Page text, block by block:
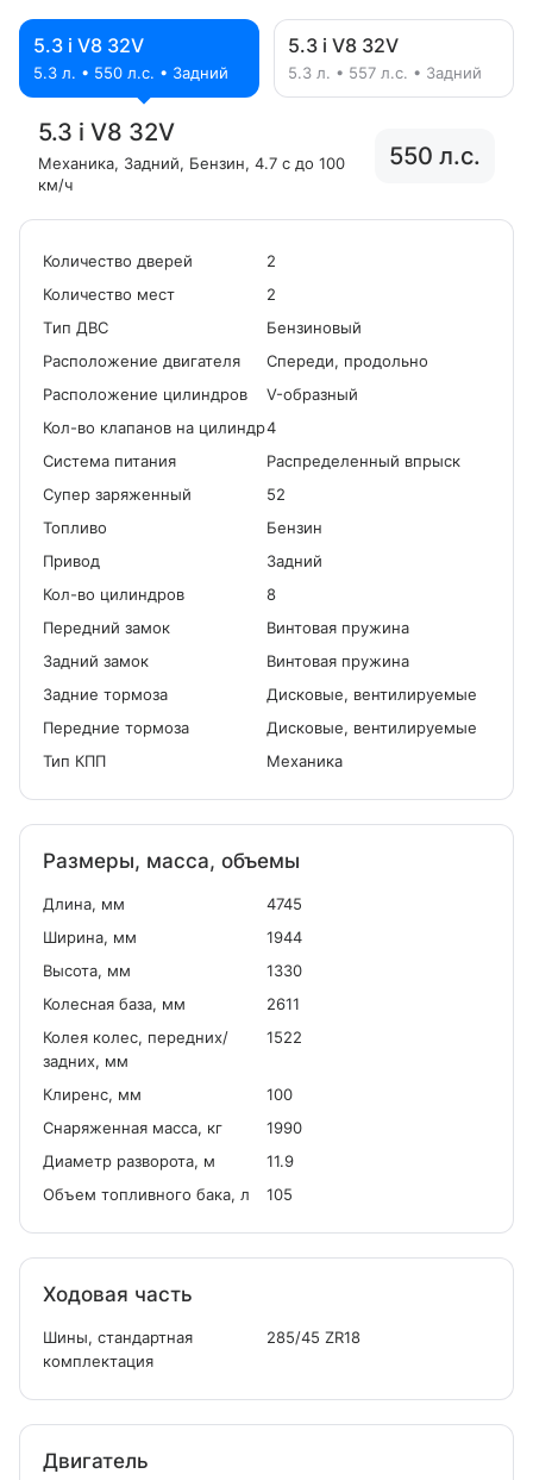
5.3 i V8 32V
5.3 л. • 550 л.с. • Задний
5.3 i V8 32V
5.3 л. • 557 л.с. • Задний
5.3 i V8 32V
Механика, Задний, Бензин, 4.7 с до 100
км/ч
550 л.с.
Количество дверей
2
Количество мест
2
Tип ДВС
Бензиновый
Расположение двигателя
Спереди, продольно
Расположение цилиндров
V-образный
Кол-во клапанов на цилиндр4
Система питания
Распределенный впрыск
Cупер заряженный
52
Топливо
Бензин
Привод
Задний
Кол-во цилиндров
8
Передний замок
Винтовая пружина
Задний замок
Винтовая пружина
Задние тормоза
Дисковые, вентилируемые
Передние тормоза
Дисковые, вентилируемые
Тип КПП
Механика
Размеры, масса, объемы
Длина, мм
4745
Ширина, мм
1944
Высота, мм
1330
Колесная база, мм
2611
Колея колес, передних/
задних, мм
1522
Клиренс, мм
100
Снаряженная масса, кг
1990
Диаметр разворота, м
11.9
Объем топливного бака, л
105
Ходовая часть
Шины, стандартная
комплектация
285/45 ZR18
Двигатель